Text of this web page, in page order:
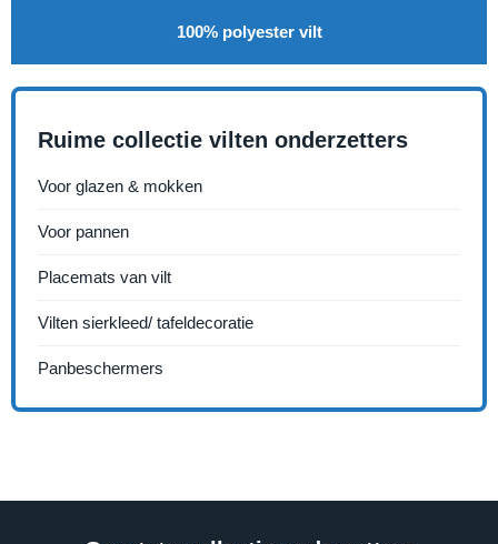
100% polyester vilt
Ruime collectie vilten onderzetters
Voor glazen & mokken
Voor pannen
Placemats van vilt
Vilten sierkleed/ tafeldecoratie
Panbeschermers